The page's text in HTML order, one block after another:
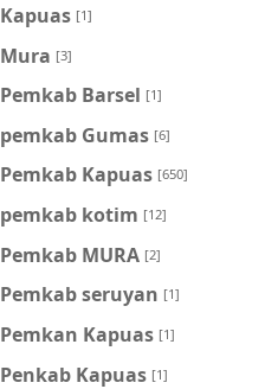
Kapuas [1]
Mura [3]
Pemkab Barsel [1]
pemkab Gumas [6]
Pemkab Kapuas [650]
pemkab kotim [12]
Pemkab MURA [2]
Pemkab seruyan [1]
Pemkan Kapuas [1]
Penkab Kapuas [1]